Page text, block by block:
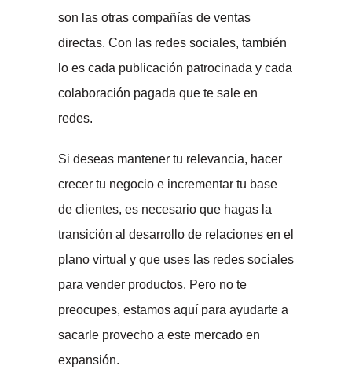
son las otras compañías de ventas
directas. Con las redes sociales, también
lo es cada publicación patrocinada y cada
colaboración pagada que te sale en
redes.
Si deseas mantener tu relevancia, hacer
crecer tu negocio e incrementar tu base
de clientes, es necesario que hagas la
transición al desarrollo de relaciones en el
plano virtual y que uses las redes sociales
para vender productos. Pero no te
preocupes, estamos aquí para ayudarte a
sacarle provecho a este mercado en
expansión.